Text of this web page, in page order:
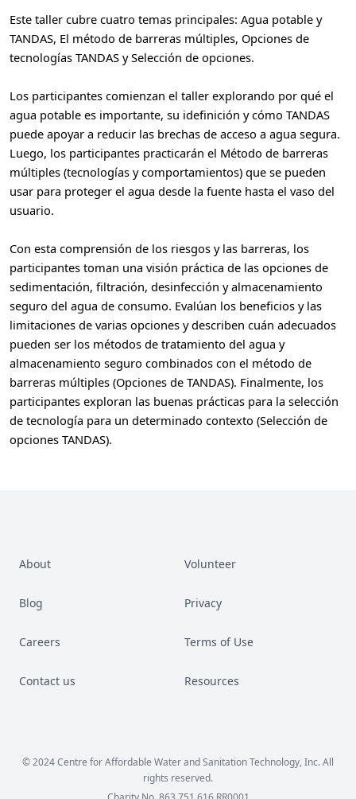
Este taller cubre cuatro temas principales: Agua potable y
TANDAS, El método de barreras múltiples, Opciones de
tecnologías TANDAS y Selección de opciones.
Los participantes comienzan el taller explorando por qué el
agua potable es importante, su idefinición y cómo TANDAS
puede apoyar a reducir las brechas de acceso a agua segura.
Luego, los participantes practicarán el Método de barreras
múltiples (tecnologías y comportamientos) que se pueden
usar para proteger el agua desde la fuente hasta el vaso del
usuario.
Con esta comprensión de los riesgos y las barreras, los
participantes toman una visión práctica de las opciones de
sedimentación, filtración, desinfección y almacenamiento
seguro del agua de consumo. Evalúan los beneficios y las
limitaciones de varias opciones y describen cuán adecuados
pueden ser los métodos de tratamiento del agua y
almacenamiento seguro combinados con el método de
barreras múltiples (Opciones de TANDAS). Finalmente, los
participantes exploran las buenas prácticas para la selección
de tecnología para un determinado contexto (Selección de
opciones TANDAS).
About
Blog
Careers
Contact us
Volunteer
Privacy
Terms of Use
Resources
© 2024 Centre for Affordable Water and Sanitation Technology, Inc. All
rights reserved.